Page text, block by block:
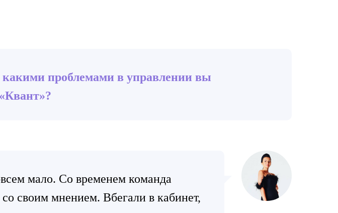
проблемами в управлении вы
мало. Со временем команда
своим мнением. Вбегали в кабинет,